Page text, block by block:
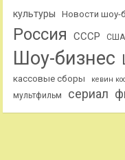
культуры Новости шоу-
Россия СССР США
Шоу-бизнес
кассовые сборы кевин
мультфильм
сериал